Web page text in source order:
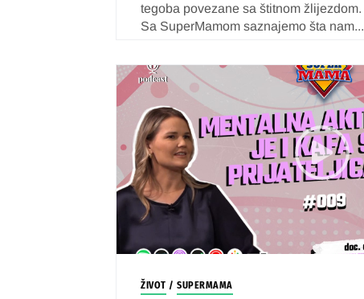
tegoba povezane sa štitnom žlijezdom.
Sa SuperMamom saznajemo šta nam...
ŽIVOT /SUPERMAMA